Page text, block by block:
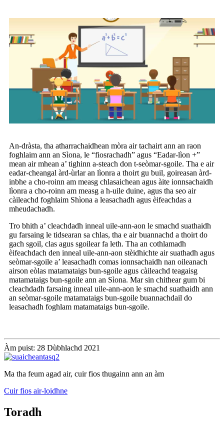
An-dràsta, tha atharrachaidhean mòra air tachairt ann an raon
foghlaim ann an Sìona, le “fiosrachadh” agus “Eadar-lìon +”
mean air mhean a’ tighinn a-steach don t-seòmar-sgoile. Tha e air
eadar-cheangal àrd-ùrlar an lìonra a thoirt gu buil, goireasan àrd-
inbhe a cho-roinn am measg chlasaichean agus àite ionnsachaidh
lìonra a cho-roinn am measg a h-uile duine, agus tha seo air
càileachd foghlaim Shìona a leasachadh agus èifeachdas a
mheudachadh.
Tro bhith a’ cleachdadh inneal uile-ann-aon le smachd suathaidh
gu farsaing le tidsearan sa chlas, tha e air buannachd a thoirt do
gach sgoil, clas agus sgoilear fa leth. Tha an cothlamadh
èifeachdach den inneal uile-ann-aon stèidhichte air suathadh agus
seòmar-sgoile a’ leasachadh comas ionnsachaidh nan oileanach
airson eòlas matamataigs bun-sgoile agus càileachd teagaisg
matamataigs bun-sgoile ann an Sìona. Mar sin chithear gum bi
cleachdadh farsaing inneal uile-ann-aon le smachd suathaidh ann
an seòmar-sgoile matamataigs bun-sgoile buannachdail do
leasachadh foghlam matamataigs bun-sgoile.
Àm puist: 28 Dùbhlachd 2021
Ma tha feum agad air, cuir fios thugainn ann an àm
Cuir fios air-loidhne
Toradh